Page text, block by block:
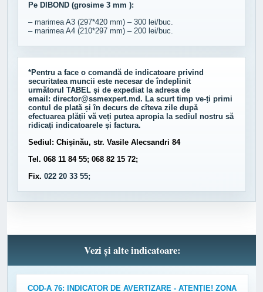
Pe DIBOND (grosime 3 mm ):
– marimea A3 (297*420 mm) – 300 lei/buc.
– marimea A4 (210*297 mm) – 200 lei/buc.
*Pentru a face o comandă de indicatoare privind
securitatea muncii este necesar de îndeplinit
următorul TABEL și de expediat la adresa de
email: director@ssmexpert.md. La scurt timp ve-ți primi
contul de plată și în decurs de cîteva zile după
efectuarea plății vă veți putea apropia la sediul nostru să
ridicați indicatoarele și factura.
Sediul: Chișinău, str. Vasile Alecsandri 84
Tel. 068 11 84 55; 068 82 15 72;
Fix. 022 20 33 55;
Vezi și alte indicatoare:
COD-A 76: INDICATOR DE AVERTIZARE - ATENȚIE! ZONA